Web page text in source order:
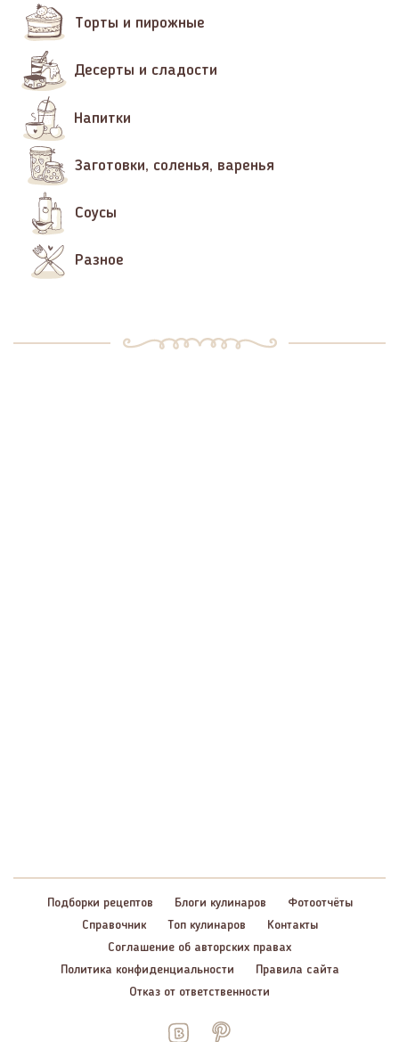
Торты и пирожные
Десерты и сладости
Напитки
Заготовки, соленья, варенья
Соусы
Разное
Подборки рецептов Блоги кулинаров
Фотоотчёты
Справочник
Топ кулинаров
Контакты
Соглашение об авторских правах
Политика конфиденциальности
Правила сайта
Отказ от ответственности